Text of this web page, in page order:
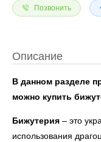
Позвонить
Описание
В данном разделе
можно купить
Бижутерия – это
использования